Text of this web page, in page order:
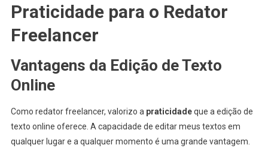
Praticidade para o Redator
Freelancer
Vantagens da Edição de Texto
Online
Como redator freelancer, valorizo a praticidadeque a edição de
texto online oferece. A capacidade de editar meus textos em
qualquer lugar e a qualquer momento é uma grande vantagem.